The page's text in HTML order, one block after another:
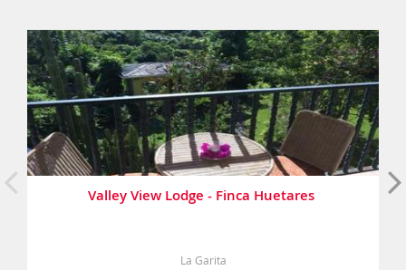
Valley View Lodge - Finca Huetares
La Garita